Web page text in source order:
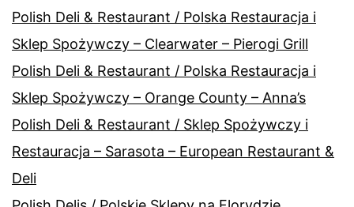
Polish Deli & Restaurant / Polska Restauracja i
Sklep Spożywczy – Clearwater – Pierogi Grill
Polish Deli & Restaurant / Polska Restauracja i
Sklep Spożywczy – Orange County – Anna’s
Polish Deli & Restaurant / Sklep Spożywczy i
Restauracja – Sarasota – European Restaurant &
Deli